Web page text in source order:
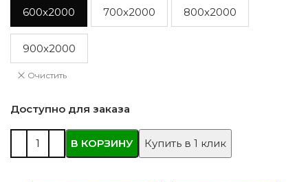
600x2000 700x2000 800x2000
900x2000
Очистить
Доступно для заказа
В КОРЗИНУ Купить в 1 клик